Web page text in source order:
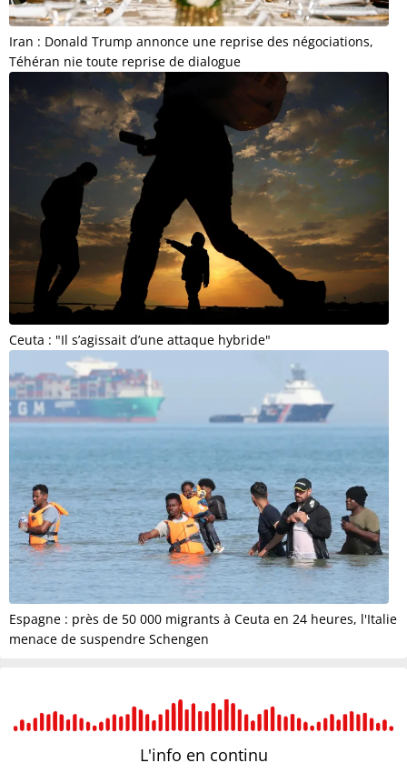
Iran : Donald Trump annonce une reprise des négociations,
Téhéran nie toute reprise de dialogue
Ceuta : "Il s’agissait d’une attaque hybride"
Espagne : près de 50 000 migrants à Ceuta en 24 heures, l'Italie
menace de suspendre Schengen
L'info en continu